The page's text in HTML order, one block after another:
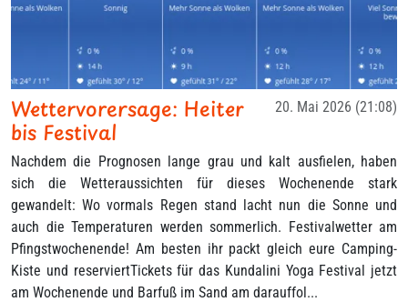
20. Mai 2026 (21:08)
Wettervorersage: Heiter
bis Festival
Nachdem die Prognosen lange grau und kalt ausfielen, haben
sich die Wetteraussichten für dieses Wochenende stark
gewandelt: Wo vormals Regen stand lacht nun die Sonne und
auch die Temperaturen werden sommerlich. Festivalwetter am
Pfingstwochenende! Am besten ihr packt gleich eure Camping-
Kiste und reserviertTickets für das Kundalini Yoga Festival jetzt
am Wochenende und Barfuß im Sand am darauffol...